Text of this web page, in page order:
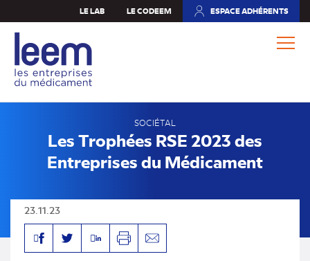
au
contenu
principal
LE LAB LE CODEEM ESPACE ADHÉRENTS
(NOUVEL
SOCIÉTAL
Les Trophées RSE 2023 des
Entreprises du Médicament
23.11.23
FacebookTwitterLinkedinImprimerEnvoyer